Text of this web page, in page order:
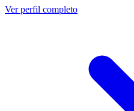
Ver perfil completo